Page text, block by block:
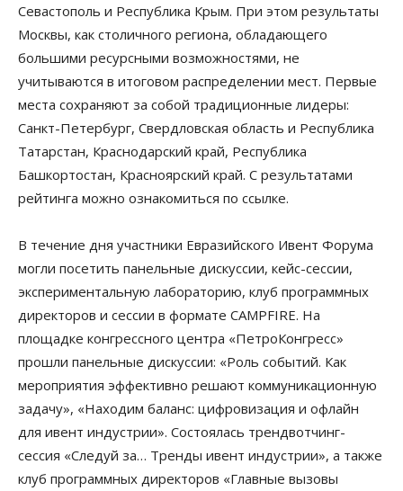
Севастополь и Республика Крым. При этом результаты
Москвы, как столичного региона, обладающего
большими ресурсными возможностями, не
учитываются в итоговом распределении мест. Первые
места сохраняют за собой традиционные лидеры:
Санкт-Петербург, Свердловская область и Республика
Татарстан, Краснодарский край, Республика
Башкортостан, Красноярский край. С результатами
рейтинга можно ознакомиться по ссылке.
В течение дня участники Евразийского Ивент Форума
могли посетить панельные дискуссии, кейс-сессии,
экспериментальную лабораторию, клуб программных
директоров и сессии в формате CAMPFIRE. На
площадке конгрессного центра «ПетроКонгресс»
прошли панельные дискуссии: «Роль событий. Как
мероприятия эффективно решают коммуникационную
задачу», «Находим баланс: цифровизация и офлайн
для ивент индустрии». Состоялась трендвотчинг-
сессия «Следуй за… Тренды ивент индустрии», а также
клуб программных директоров «Главные вызовы